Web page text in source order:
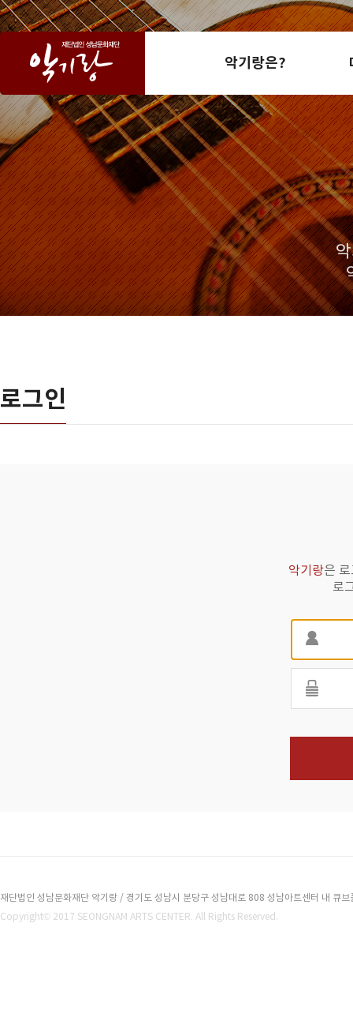
악기랑은?
로그인
악기랑은
로
재단법인 성남문화재단 악기랑 / 경기도 성남시 분당구 성남대로 808 성남아트센터 내 큐
Copyright© 2017 SEONGNAM ARTS CENTER. All Rights Reserved.